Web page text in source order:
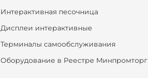
Интерактивная песочница
Дисплеи интерактивные
Терминалы самообслуживания
Оборудование в Реестре Минпромторг